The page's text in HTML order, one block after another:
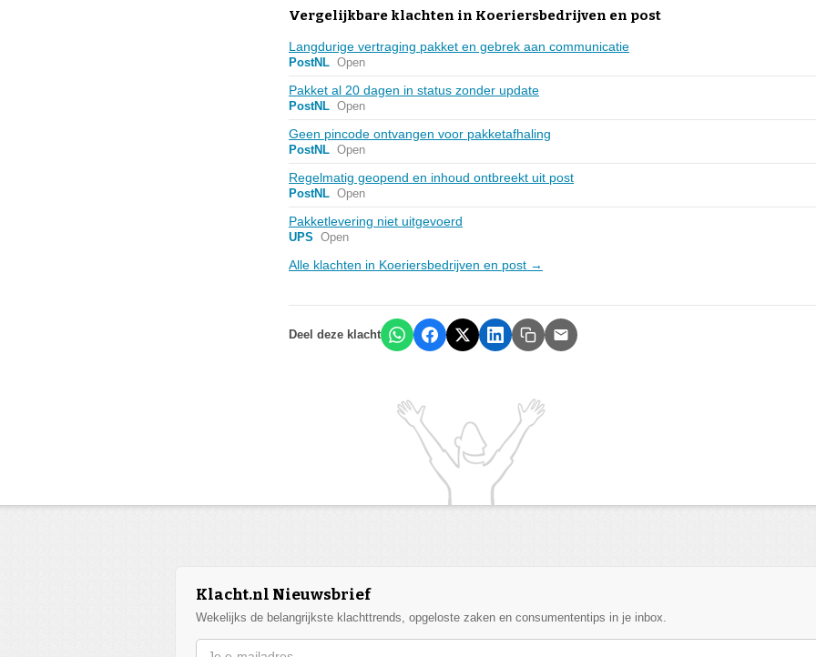
Vergelijkbare klachten in Koeriersbedrijven en post
Langdurige vertraging pakket en gebrek aan communicatie
PostNL Open
Pakket al 20 dagen in status zonder update
PostNL Open
Geen pincode ontvangen voor pakketafhaling
PostNL Open
Regelmatig geopend en inhoud ontbreekt uit post
PostNL Open
Pakketlevering niet uitgevoerd
UPS Open
Alle klachten in Koeriersbedrijven en post →
Deel deze klacht
Klacht.nl Nieuwsbrief
Wekelijks de belangrijkste klachttrends, opgeloste zaken en consumententips in je inbox.